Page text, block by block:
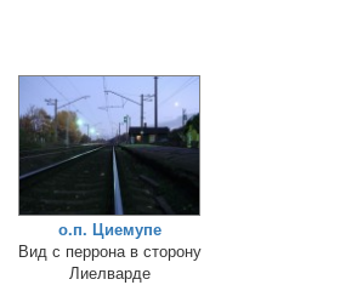
о.п. Циемупе
Вид с перрона в сторону
Лиелварде